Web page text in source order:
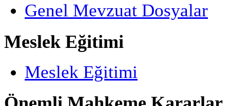
Genel Mevzuat Dosyalar
Meslek Eğitimi
Meslek Eğitimi